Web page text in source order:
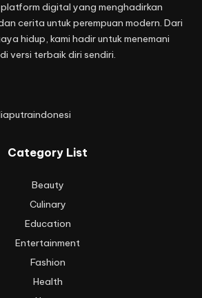
digital yang menghadirkan
cerita untuk perempuan modern. Dari
hidup, kami hadir untuk menemani
versi terbaik diri sendiri.
Category List
Beauty
Culinary
Education
Entertainment
Fashion
Health